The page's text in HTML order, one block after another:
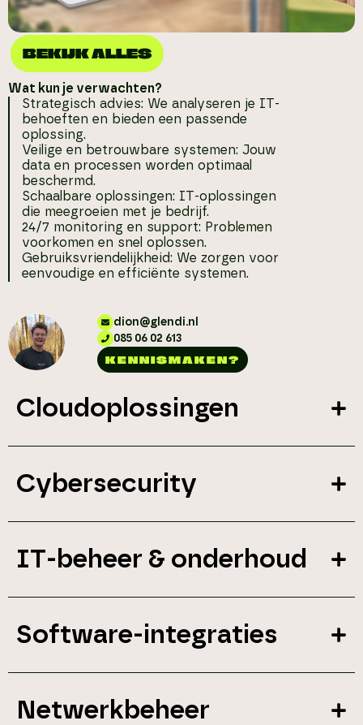
BEKIJK ALLES
Wat kun je verwachten?
Strategisch advies: We analyseren je IT-
behoeften en bieden een passende
oplossing.
Veilige en betrouwbare systemen: Jouw
data en processen worden optimaal
beschermd.
Schaalbare oplossingen: IT-oplossingen
die meegroeien met je bedrijf.
24/7 monitoring en support: Problemen
voorkomen en snel oplossen.
Gebruiksvriendelijkheid: We zorgen voor
eenvoudige en efficiënte systemen.
dion@glendi.nl
085 06 02 613
KENNISMAKEN?
Cloudoplossingen
Cybersecurity
IT-beheer & onderhoud
Software-integraties
Netwerkbeheer